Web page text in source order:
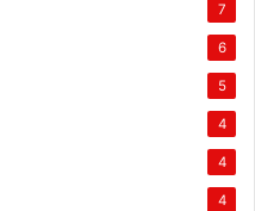
7
6
5
4
4
4